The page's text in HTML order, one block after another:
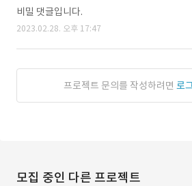
비밀 댓글입니다.
2023.02.28. 오후 17:47
프로젝트 문의를 작성하려면 로
모집 중인 다른 프로젝트